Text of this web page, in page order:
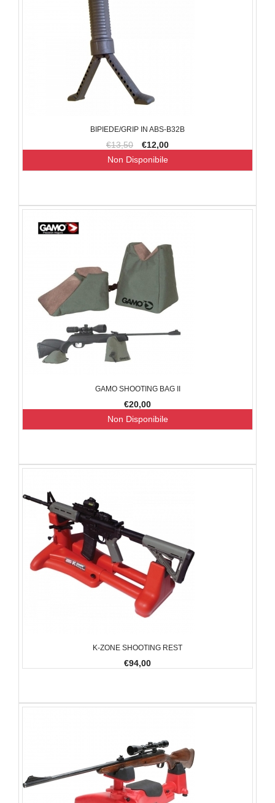
BIPIEDE/GRIP IN ABS-B32B
€13,50
€12,00
Non Disponibile
GAMO SHOOTING BAG II
€20,00
Non Disponibile
K-ZONE SHOOTING REST
€94,00